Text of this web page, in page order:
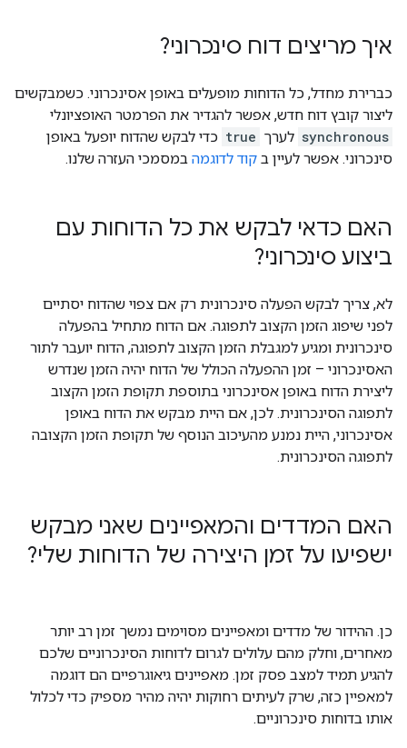
איך מריצים דוח סינכרוני?
כברירת מחדל, כל הדוחות מופעלים באופן אסינכרוני. כשמבקשים
ליצור קובץ דוח חדש, אפשר להגדיר את הפרמטר האופציונלי
synchronous לערך true כדי לבקש שהדוח יופעל באופן
סינכרוני. אפשר לעיין ב קוד לדוגמה במסמכי העזרה שלנו.
האם כדאי לבקש את כל הדוחות עם
ביצוע סינכרוני?
לא, צריך לבקש הפעלה סינכרונית רק אם צפוי שהדוח יסתיים
לפני שיפוג הזמן הקצוב לתפוגה. אם הדוח מתחיל בהפעלה
סינכרונית ומגיע למגבלת הזמן הקצוב לתפוגה, הדוח יועבר לתור
האסינכרוני – זמן ההפעלה הכולל של הדוח יהיה הזמן שנדרש
ליצירת הדוח באופן אסינכרוני בתוספת תקופת הזמן הקצוב
לתפוגה הסינכרונית. לכן, אם היית מבקש את הדוח באופן
אסינכרוני, היית נמנע מהעיכוב הנוסף של תקופת הזמן הקצובה
לתפוגה הסינכרונית.
האם המדדים והמאפיינים שאני מבקש
ישפיעו על זמן היצירה של הדוחות שלי?
כן. ההידור של מדדים ומאפיינים מסוימים נמשך זמן רב יותר
מאחרים, וחלק מהם עלולים לגרום לדוחות הסינכרוניים שלכם
להגיע תמיד למצב פסק זמן. מאפיינים גיאוגרפיים הם דוגמה
למאפיין כזה, שרק לעיתים רחוקות יהיה מהיר מספיק כדי לכלול
אותו בדוחות סינכרוניים.